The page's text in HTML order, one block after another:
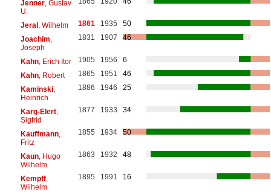
Jenner, Gustav
U.
Jeral, Wilhelm 1861 1935
50
Joachim
Joseph
1831 1907 46
Kahn, Erich Itor 1905 1956
6
Kahn, Robert 1865 1951
46
Kaminski,
Heinrich
1886 1946 25
Karg-Elert,
Sigfrid
1877 1933 34
Kauffmann,
Fritz
1855 1934 50
Kaun, Hugo
Wilhelm
1863 1932 48
Kempff,
Wilhelm
1895 1991 16